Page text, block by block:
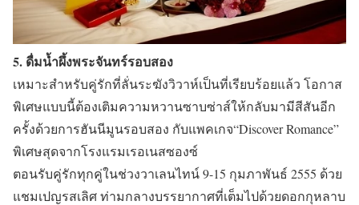
5. ดื่มน้ำผึ้งพระจันทร์รอบสอง
เหมาะสำหรับคู่รักที่ลั่นระฆังวิวาห์เป็นที่เรียบร้อยแล้ว โอกาส
พิเศษแบบนี้ต้องเติมความหวานซาบซ่าส์ให้กลับมามีสีสันอีก
ครั้งด้วยการฮันนีมูนรอบสอง กับแพคเกจ“Discover Romance”
พิเศษสุดจากโรงแรมเรอเนสซองซ์
ตอนรับคู่รักทุกคู่ในช่วงวาเลนไทน์ 9-15 กุมภาพันธ์ 2555 ด้วย
แชมเปญรสเลิศ ท่ามกลางบรรยากาศที่เต็มไปด้วยดอกกุหลาบ